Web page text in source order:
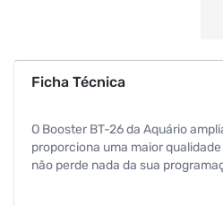
Ficha Técnica
O Booster BT-26 da Aquário
proporciona uma maior
não perde nada da sua